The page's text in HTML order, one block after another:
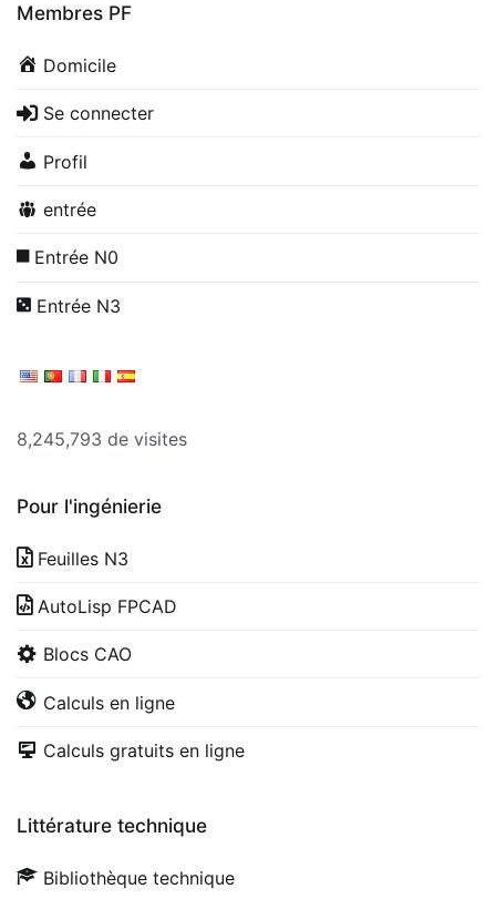
Membres PF
Domicile
Se connecter
Profil
entrée
Entrée N0
Entrée N3
8,245,793 de visites
Pour l'ingénierie
Feuilles N3
AutoLisp FPCAD
Blocs CAO
Calculs en ligne
Calculs gratuits en ligne
Littérature technique
Bibliothèque technique